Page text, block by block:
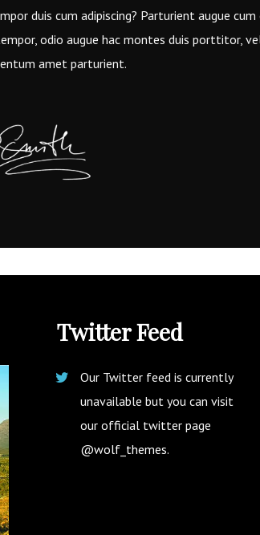
duis cum adipiscing? Parturient augue
odio augue hac montes duis porttitor,
amet parturient.
Twitter Feed
Our Twitter feed is currently
unavailable but you can visit
our official twitter page
@wolf_themes.